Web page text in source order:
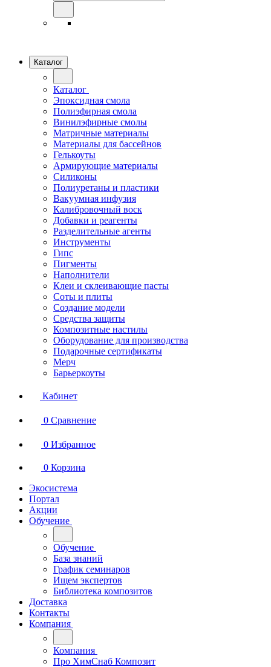
Каталог
Каталог
Эпоксидная смола
Полиэфирная смола
Винилэфирные смолы
Матричные материалы
Материалы для бассейнов
Гелькоуты
Армирующие материалы
Силиконы
Полиуретаны и пластики
Вакуумная инфузия
Калибровочный воск
Добавки и реагенты
Разделительные агенты
Инструменты
Гипс
Пигменты
Наполнители
Клеи и склеивающие пасты
Соты и плиты
Создание модели
Средства защиты
Композитные настилы
Оборудование для производства
Подарочные сертификаты
Мерч
Барьеркоуты
Кабинет
0 Сравнение
0 Избранное
0 Корзина
Экосистема
Портал
Акции
Обучение
Обучение
База знаний
График семинаров
Ищем экспертов
Библиотека композитов
Доставка
Контакты
Компания
Компания
Про ХимСнаб Композит